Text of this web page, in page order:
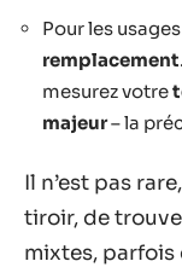
Pour les
remplacement
mesurez votre
majeur– la
Il n’est pas
tiroir, de
mixtes,